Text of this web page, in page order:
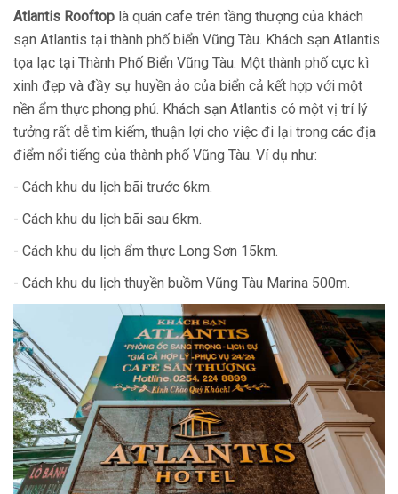
Atlantis Rooftop là quán cafe trên tầng thượng của khách
sạn Atlantis tại thành phố biển Vũng Tàu. Khách sạn Atlantis
tọa lạc tại Thành Phố Biển Vũng Tàu. Một thành phố cực kì
xinh đẹp và đầy sự huyền ảo của biển cả kết hợp với một
nền ẩm thực phong phú. Khách sạn Atlantis có một vị trí lý
tưởng rất dễ tìm kiếm, thuận lợi cho việc đi lại trong các địa
điểm nổi tiếng của thành phố Vũng Tàu. Ví dụ như:
- Cách khu du lịch bãi trước 6km.
- Cách khu du lịch bãi sau 6km.
- Cách khu du lịch ẩm thực Long Sơn 15km.
- Cách khu du lịch thuyền buồm Vũng Tàu Marina 500m.